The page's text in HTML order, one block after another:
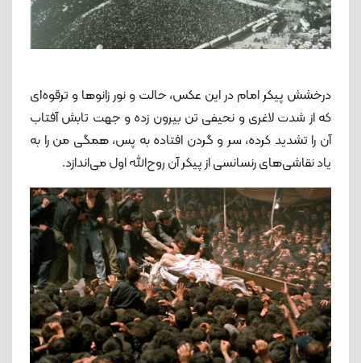
درخشش پیکر امام در این عکس، حالت و نور زانوها و ترقوه‌ای
که از شدت لاغری و نحیفی تن بیرون زده و جهت تابش آفتاب
آن را تشدید کرده، سر و گردن افتاده به پس، همگی من را به
یاد نقاشی‌های رنسانسی از پیکر آن روح‌الله اول می‌اندازد.